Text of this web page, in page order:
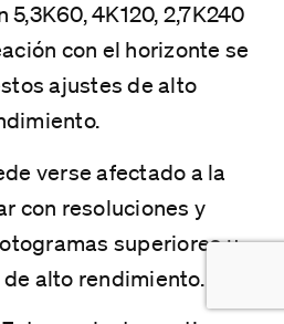
4K120, 2,7K240
con el horizonte se
ajustes de alto
verse afectado a la
con resoluciones y
superiores u
alto rendimiento.